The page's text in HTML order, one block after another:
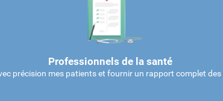
Professionnels de la santé
précision mes patients et fournir un rapport complet